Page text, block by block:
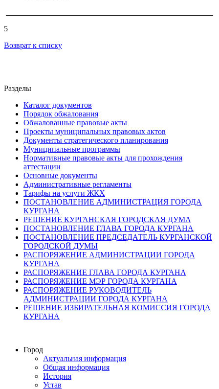
5
Возврат к списку
Разделы
Каталог документов
Порядок обжалования
Обжалованные правовые акты
Проекты муниципальных правовых актов
Документы стратегического планирования
Муниципальные программы
Нормативные правовые акты для прохождения
аттестации
Основные документы
Административные регламенты
Тарифы на услуги ЖКХ
ПОСТАНОВЛЕНИЕ АДМИНИСТРАЦИЯ ГОРОДА
КУРГАНА
РЕШЕНИЕ КУРГАНСКАЯ ГОРОДСКАЯ ДУМА
ПОСТАНОВЛЕНИЕ ГЛАВА ГОРОДА КУРГАНА
ПОСТАНОВЛЕНИЕ ПРЕДСЕДАТЕЛЬ КУРГАНСКОЙ
ГОРОДСКОЙ ДУМЫ
РАСПОРЯЖЕНИЕ АДМИНИСТРАЦИИ ГОРОДА
КУРГАНА
РАСПОРЯЖЕНИЕ ГЛАВА ГОРОДА КУРГАНА
РАСПОРЯЖЕНИЕ МЭР ГОРОДА КУРГАНА
РАСПОРЯЖЕНИЕ РУКОВОДИТЕЛЬ
АДМИНИСТРАЦИИ ГОРОДА КУРГАНА
РЕШЕНИЕ ИЗБИРАТЕЛЬНАЯ КОМИССИЯ ГОРОДА
КУРГАНА
Город
Актуальная информация
Общая информация
История
Устав